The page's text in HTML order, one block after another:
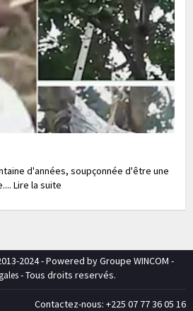
d'années, soupçonnée d'être une
Lire la suite
2024 - Powered by Groupe WINCOM -
- Tous droits reservés.
Contactez-nous: +225 07 77 36 05 16